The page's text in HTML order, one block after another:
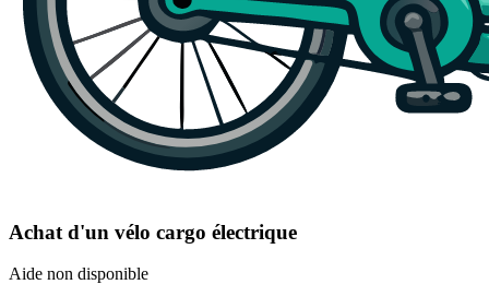
Achat d'un vélo cargo électrique
Aide non disponible